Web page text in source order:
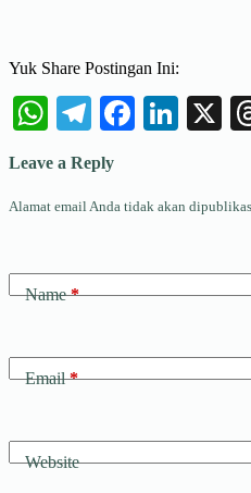
Yuk Share Postingan Ini:
WhatsApp
Telegram X
Leave a Reply
Alamat email Anda tidak akan
Name*
Email*
Website